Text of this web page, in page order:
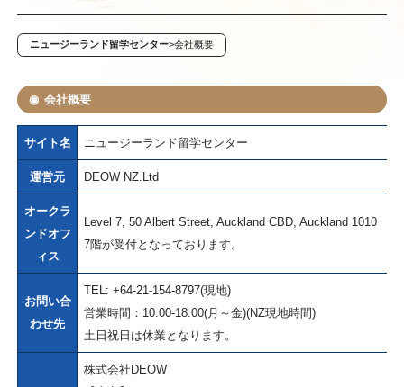
ニュージーランド留学センター>会社概要
会社概要
サイト名 ニュージーランド留学センター
運営元 DEOW NZ.Ltd
オークラ
ンドオフ
ィス
Level 7, 50 Albert Street, Auckland CBD, Auckland 1010
7階が受付となっております。
お問い合
わせ先
TEL: +64-21-154-8797(現地)
営業時間：10:00-18:00(月～金)(NZ現地時間)
土日祝日は休業となります。
株式会社DEOW